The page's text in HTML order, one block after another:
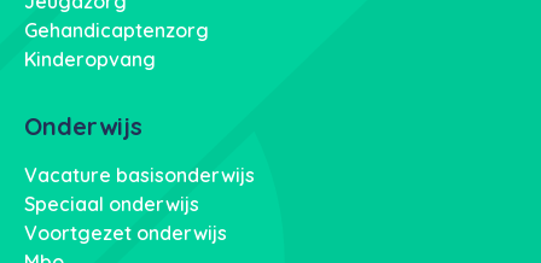
Gehandicaptenzorg
Kinderopvang
Onderwijs
Vacature basisonderwijs
Speciaal onderwijs
Voortgezet onderwijs